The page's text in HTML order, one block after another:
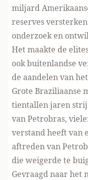
miljard
reserves
onderzoek en
Het maakte de
ook buitenlandse
de aandelen van
Grote Braziliaanse
tientallen jaren
van Petrobras,
verstand heeft van
aftreden van
die weigerde te
Gevraagd naar het